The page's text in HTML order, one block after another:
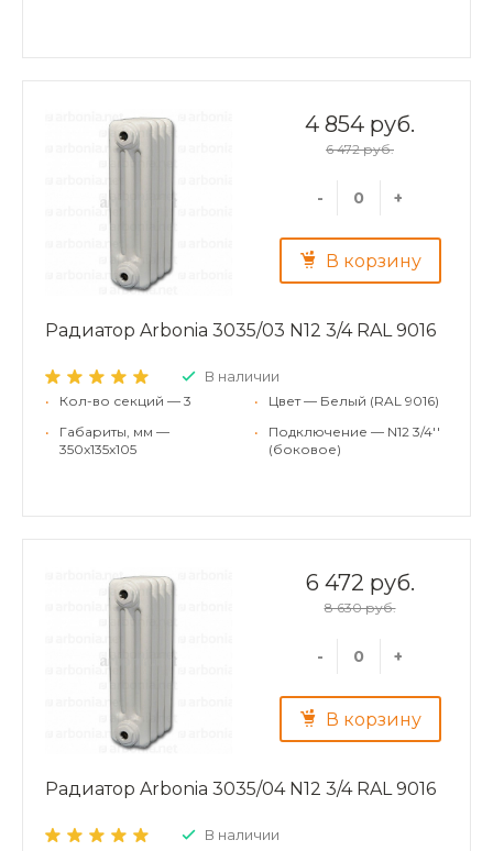
4 854 руб.
6 472 руб.
- +
В корзину
Радиатор Arbonia 3035/03 N12 3/4 RAL 9016
В наличии
•
Кол-во секций — 3
•
Габариты, мм —
350x135x105
•
Цвет — Белый (RAL 9016)
•
Подключение — N12 3/4''
(боковое)
6 472 руб.
8 630 руб.
- +
В корзину
Радиатор Arbonia 3035/04 N12 3/4 RAL 9016
В наличии